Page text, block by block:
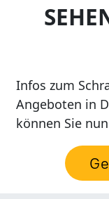
Infos zum
Angeboten in
können Sie